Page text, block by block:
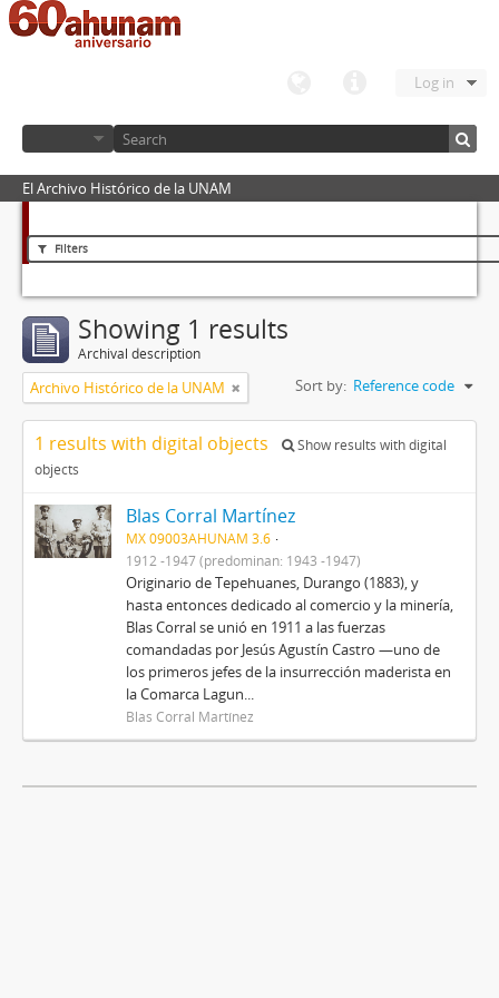
Log in
El Archivo Histórico de la UNAM
Filters
Showing 1 results
Archival description
Archivo Histórico de la UNAM Sort by: Reference code
1 results with digital objects
Show results with digital
objects
Blas Corral Martínez
MX 09003AHUNAM 3.6
1912 -1947 (predominan: 1943 -1947)
Originario de Tepehuanes, Durango (1883), y
hasta entonces dedicado al comercio y la minería,
Blas Corral se unió en 1911 a las fuerzas
comandadas por Jesús Agustín Castro —uno de
los primeros jefes de la insurrección maderista en
la Comarca Lagun...
Blas Corral Martínez